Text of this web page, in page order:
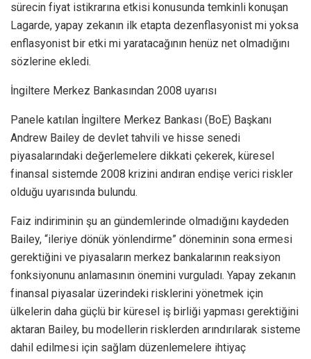
sürecin fiyat istikrarına etkisi konusunda temkinli konuşan
Lagarde, yapay zekanın ilk etapta dezenflasyonist mi yoksa
enflasyonist bir etki mi yaratacağının henüz net olmadığını
sözlerine ekledi.
İngiltere Merkez Bankasından 2008 uyarısı
Panele katılan İngiltere Merkez Bankası (BoE) Başkanı
Andrew Bailey de devlet tahvili ve hisse senedi
piyasalarındaki değerlemelere dikkati çekerek, küresel
finansal sistemde 2008 krizini andıran endişe verici riskler
olduğu uyarısında bulundu.
Faiz indiriminin şu an gündemlerinde olmadığını kaydeden
Bailey, “ileriye dönük yönlendirme” döneminin sona ermesi
gerektiğini ve piyasaların merkez bankalarının reaksiyon
fonksiyonunu anlamasının önemini vurguladı. Yapay zekanın
finansal piyasalar üzerindeki risklerini yönetmek için
ülkelerin daha güçlü bir küresel iş birliği yapması gerektiğini
aktaran Bailey, bu modellerin risklerden arındırılarak sisteme
dahil edilmesi için sağlam düzenlemelere ihtiyaç